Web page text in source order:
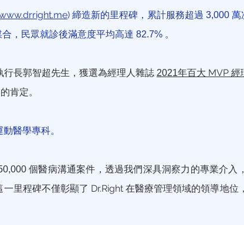
) 締造新的里程碑，累計服務超過 3,000 萬
，民眾就診後滿意度平均高達 82.7% 。
行長郭智超先生，獲選為經理人雜誌 2021年百大 MVP 經
肯定。
醫學專科。
個醫病溝通案件，透過我們深具洞察力的專業介入
里程碑不僅彰顯了 Dr.Right 在醫療管理領域的領導地位